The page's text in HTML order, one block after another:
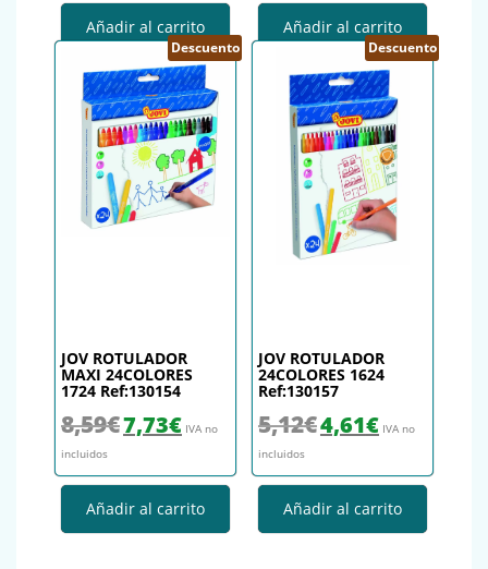
Añadir al carrito Añadir al carrito
Descuento
JOV ROTULADOR
MAXI 24COLORES
1724 Ref:130154
8,59€El precio original era: 8,59€.
7,73€El precio actual es: 7,73€.
IVA no
incluidos
Añadir al carrito
Descuento
JOV ROTULADOR
24COLORES 1624
Ref:130157
5,12€ El precio original era: 5,12€.
4,61€El precio actual
IVA no
incluidos
Añadir al carrito